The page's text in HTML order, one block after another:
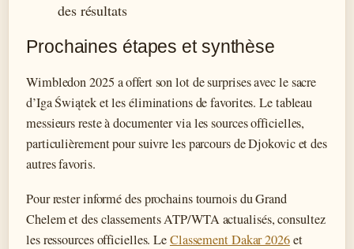
des résultats
Prochaines étapes et synthèse
Wimbledon 2025 a offert son lot de surprises avec le sacre
d’Iga Świątek et les éliminations de favorites. Le tableau
messieurs reste à documenter via les sources officielles,
particulièrement pour suivre les parcours de Djokovic et des
autres favoris.
Pour rester informé des prochains tournois du Grand
Chelem et des classements ATP/WTA actualisés, consultez
les ressources officielles. LeClassement Dakar 2026et